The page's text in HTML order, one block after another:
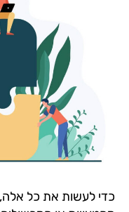
כדי לעשות את כל